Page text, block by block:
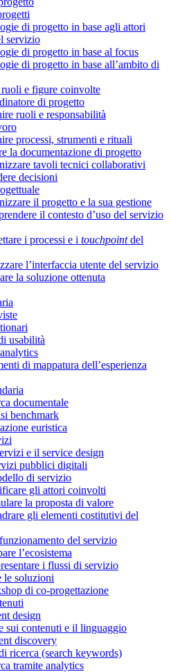
di progetto in base agli attori
servizio
di progetto in base al focus
di progetto in base all’ambito di
e figure coinvolte
di progetto
ruoli e responsabilità
processi, strumenti e rituali
la documentazione di progetto
tavoli tecnici collaborativi
decisioni
il progetto e la sua gestione
il contesto d’uso del servizio
i processi e i touchpointdel
l’interfaccia utente del servizio
la soluzione ottenuta
usabilità
di mappatura dell’esperienza
documentale
benchmark
euristica
e il service design
pubblici digitali
di servizio
gli attori coinvolti
la proposta di valore
gli elementi costitutivi del
del servizio
l’ecosistema
i flussi di servizio
le soluzioni
di co-progettazione
design
sui contenuti e il linguaggio
discovery
ricerca (search keywords)
tramite analytics